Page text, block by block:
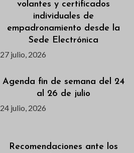
volantes y certificados
individuales de
empadronamiento desde la
Sede Electrónica
27 julio, 2026
Agenda fin de semana del 24
al 26 de julio
24 julio, 2026
Recomendaciones ante los